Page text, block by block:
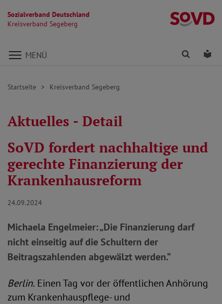
Sozialverband Deutschland
Kreisverband Segeberg
Direkt zu den Inhalten springen
MENÜ Finden
Startseite Kreisverband Segeberg
Aktuelles - Detail
SoVD fordert nachhaltige und
gerechte Finanzierung der
Krankenhausreform
24.09.2024
Michaela Engelmeier: „Die Finanzierung darf
nicht einseitig auf die Schultern der
Beitragszahlenden abgewälzt werden.“
Berlin. Einen Tag vor der öffentlichen Anhörung
zum Krankenhauspflege- und